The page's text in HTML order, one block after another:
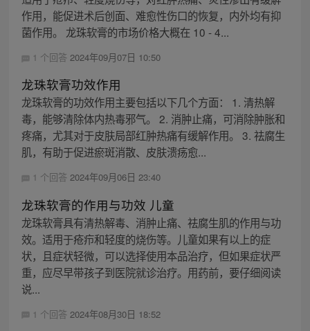
作用，能促进术后创面、难愈性伤口的恢复，内外均有抑
菌作用。 龙珠软膏的市场价格大概在 10 - 4...
1 个回答 2024年09月07日 10:50
龙珠软膏功效作用
龙珠软膏的功效作用主要包括以下几个方面： 1. 清热解
毒，能够清除体内热毒邪气。 2. 消肿止痛，可消除肿胀和
疼痛，尤其对于皮肤局部红肿热痛有缓解作用。 3. 祛腐生
肌，有助于促进瘀斑消散、皮肤溃疡愈...
1 个回答 2024年09月06日 23:40
龙珠软膏的作用与功效 儿童
龙珠软膏具有清热解毒、消肿止痛、祛腐生肌的作用与功
效。适用于疮疖和轻度的烧伤等。儿童如果有以上的症
状，且症状轻微，可以选择使用本品治疗，但如果症状严
重，应尽早带孩子到医院就诊治疗。用药前，要仔细阅读
说...
1 个回答 2024年08月30日 18:52